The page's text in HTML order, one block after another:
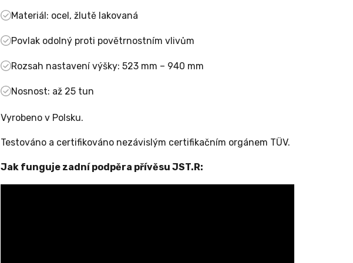
Materiál: ocel, žlutě lakovaná
Povlak odolný proti povětrnostním vlivům
Rozsah nastavení výšky: 523 mm – 940 mm
Nosnost: až 25 tun
Vyrobeno v Polsku.
Testováno a certifikováno nezávislým certifikačním orgánem TÜV.
Jak funguje zadní podpěra přívěsu JST.R: